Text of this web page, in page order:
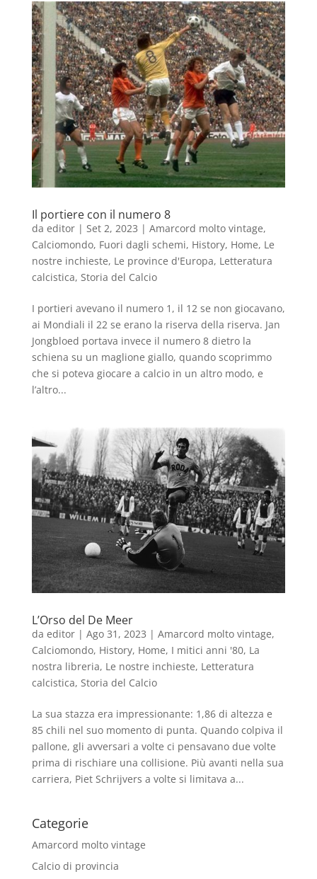
Il portiere con il numero 8
da editor| Set 2, 2023 | Amarcord molto vintage,
Calciomondo, Fuori dagli schemi, History, Home, Le
nostre inchieste, Le province d'Europa, Letteratura
calcistica, Storia del Calcio
I portieri avevano il numero 1, il 12 se non giocavano,
ai Mondiali il 22 se erano la riserva della riserva. Jan
Jongbloed portava invece il numero 8 dietro la
schiena su un maglione giallo, quando scoprimmo
che si poteva giocare a calcio in un altro modo, e
l’altro...
L’Orso del De Meer
da editor| Ago 31, 2023 | Amarcord molto vintage,
Calciomondo, History, Home, I mitici anni '80, La
nostra libreria, Le nostre inchieste, Letteratura
calcistica, Storia del Calcio
La sua stazza era impressionante: 1,86 di altezza e
85 chili nel suo momento di punta. Quando colpiva il
pallone, gli avversari a volte ci pensavano due volte
prima di rischiare una collisione. Più avanti nella sua
carriera, Piet Schrijvers a volte si limitava a...
Categorie
Amarcord molto vintage
Calcio di provincia